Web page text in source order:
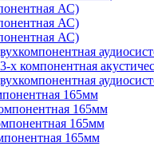
АС)
АС)
АС)
компонентная
165мм
165мм
165мм
165мм